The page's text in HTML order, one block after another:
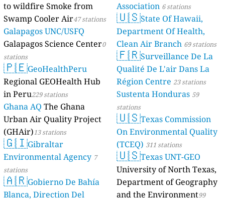
to wildfire Smoke from
Swamp Cooler Air47 stations
Galapagos UNC/USFQ
Galapagos Science Center0
stations
🇵🇪GeoHealthPeru
Regional GEOHealth Hub
in Peru229 stations
Ghana AQ The Ghana
Urban Air Quality Project
(GHAir)13 stations
🇬🇮Gibraltar
Environmental Agency 7
stations
🇦🇷Gobierno De Bahía
Blanca, Direction Del
Association 6 stations
🇺🇸State Of Hawaii,
Department Of Health,
Clean Air Branch 69 stations
🇫🇷Surveillance De La
Qualité De L'air Dans La
Région Centre 23 stations
Sustenta Honduras 59
stations
🇺🇸Texas Commission
On Environmental Quality
(TCEQ) 311 stations
🇺🇸Texas UNT-GEO
University of North Texas,
Department of Geography
and the Environment99